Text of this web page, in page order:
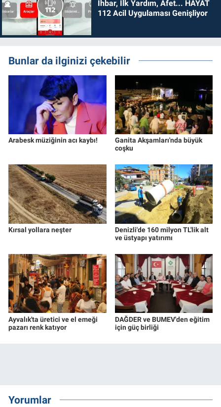
İhbar, İlk Yardım, Afet... HAYAT
112 Acil Uygulaması Genişliyor
Bunlar da ilginizi çekebilir
Arabesk müziğinin acı kaybı!
Ganita Akşamları'nda büyük
coşku
Kırsal yollara neşter
Denizli'de 160 milyon TL'lik alt
ve üstyapı yatırımı
Ayvalık'ta üretici ve el emeği
pazarı renk katıyor
DAĞDER ve BUMEV'den eğitim
için güç birliği
Yorumlar